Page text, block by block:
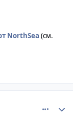
NorthSea (см.